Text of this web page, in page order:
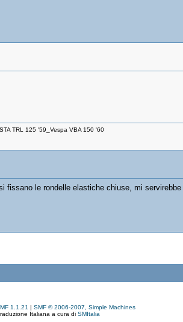
TRL 125 '59_Vespa VBA 150 '60
fissano le rondelle elastiche chiuse, mi
1.1.21 | SMF © 2006-2007, Simple Machines
Italiana a cura di SMItalia